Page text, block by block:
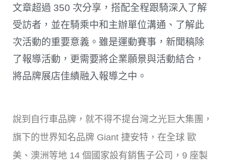
文章超過 350 次分享，搭配全程跟騎深入了解
受訪者，並在騎乘中和主辦單位溝通、了解此
次活動的重要意義。雖是運動賽事，新聞稿除
了報導活動，更需要將企業願景與活動結合，
將品牌展店佳績融入報導之中。
說到自行車品牌，就不得不提台灣之光巨大集團，
旗下的世界知名品牌 Giant 捷安特，在全球 歐
美、澳洲等地 14 個國家設有銷售子公司，9 座製